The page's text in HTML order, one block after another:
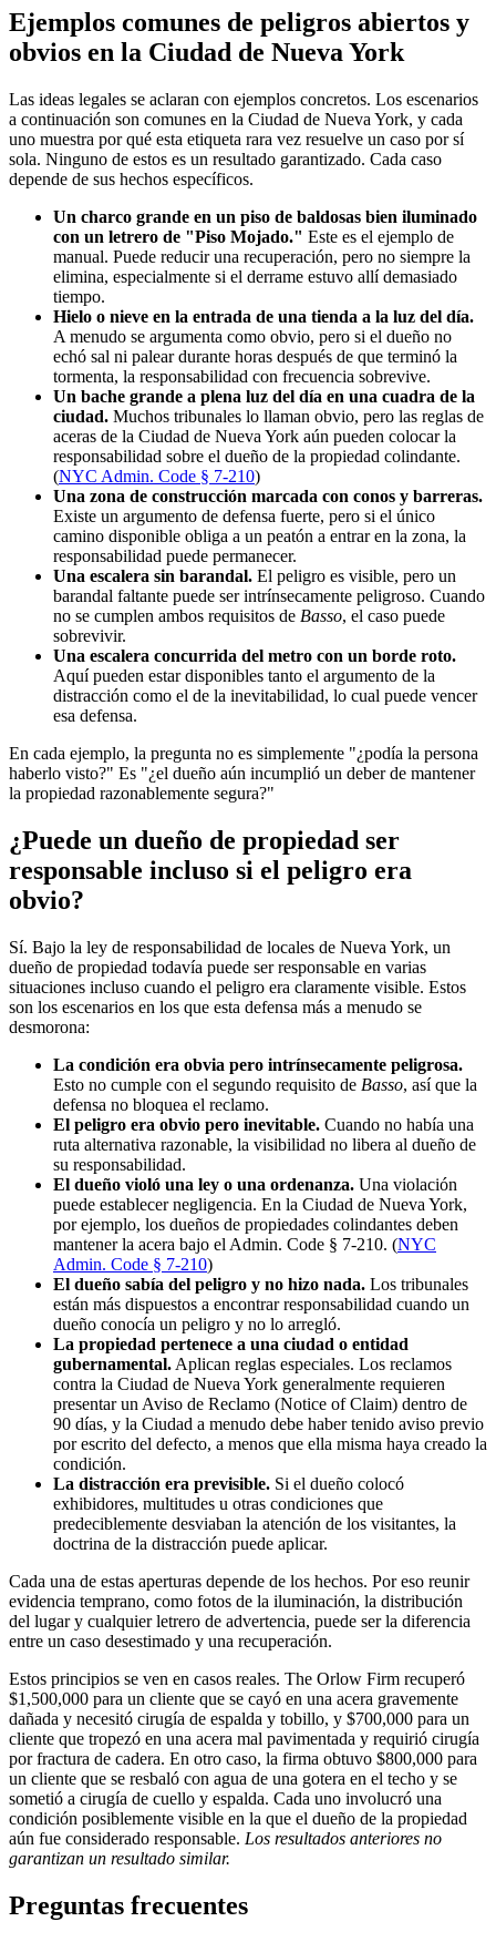
Ejemplos comunes de peligros abiertos y
obvios en la Ciudad de Nueva York
Las ideas legales se aclaran con ejemplos concretos. Los escenarios
a continuación son comunes en la Ciudad de Nueva York, y cada
uno muestra por qué esta etiqueta rara vez resuelve un caso por sí
sola. Ninguno de estos es un resultado garantizado. Cada caso
depende de sus hechos específicos.
Un charco grande en un piso de baldosas bien iluminado
con un letrero de "Piso Mojado." Este es el ejemplo de
manual. Puede reducir una recuperación, pero no siempre la
elimina, especialmente si el derrame estuvo allí demasiado
tiempo.
Hielo o nieve en la entrada de una tienda a la luz del día.
A menudo se argumenta como obvio, pero si el dueño no
echó sal ni palear durante horas después de que terminó la
tormenta, la responsabilidad con frecuencia sobrevive.
Un bache grande a plena luz del día en una cuadra de la
ciudad. Muchos tribunales lo llaman obvio, pero las reglas de
aceras de la Ciudad de Nueva York aún pueden colocar la
responsabilidad sobre el dueño de la propiedad colindante.
(NYC Admin. Code § 7-210)
Una zona de construcción marcada con conos y barreras.
Existe un argumento de defensa fuerte, pero si el único
camino disponible obliga a un peatón a entrar en la zona, la
responsabilidad puede permanecer.
Una escalera sin barandal. El peligro es visible, pero un
barandal faltante puede ser intrínsecamente peligroso. Cuando
no se cumplen ambos requisitos de Basso, el caso puede
sobrevivir.
Una escalera concurrida del metro con un borde roto.
Aquí pueden estar disponibles tanto el argumento de la
distracción como el de la inevitabilidad, lo cual puede vencer
esa defensa.
En cada ejemplo, la pregunta no es simplemente "¿podía la persona
haberlo visto?" Es "¿el dueño aún incumplió un deber de mantener
la propiedad razonablemente segura?"
¿Puede un dueño de propiedad ser
responsable incluso si el peligro era
obvio?
Sí. Bajo la ley de responsabilidad de locales de Nueva York, un
dueño de propiedad todavía puede ser responsable en varias
situaciones incluso cuando el peligro era claramente visible. Estos
son los escenarios en los que esta defensa más a menudo se
desmorona:
La condición era obvia pero intrínsecamente peligrosa.
Esto no cumple con el segundo requisito de Basso, así que la
defensa no bloquea el reclamo.
El peligro era obvio pero inevitable. Cuando no había una
ruta alternativa razonable, la visibilidad no libera al dueño de
su responsabilidad.
El dueño violó una ley o una ordenanza. Una violación
puede establecer negligencia. En la Ciudad de Nueva York,
por ejemplo, los dueños de propiedades colindantes deben
mantener la acera bajo el Admin. Code § 7-210. (NYC
Admin. Code § 7-210)
El dueño sabía del peligro y no hizo nada. Los tribunales
están más dispuestos a encontrar responsabilidad cuando un
dueño conocía un peligro y no lo arregló.
La propiedad pertenece a una ciudad o entidad
gubernamental. Aplican reglas especiales. Los reclamos
contra la Ciudad de Nueva York generalmente requieren
presentar un Aviso de Reclamo (Notice of Claim) dentro de
90 días, y la Ciudad a menudo debe haber tenido aviso previo
por escrito del defecto, a menos que ella misma haya creado la
condición.
La distracción era previsible. Si el dueño colocó
exhibidores, multitudes u otras condiciones que
predeciblemente desviaban la atención de los visitantes, la
doctrina de la distracción puede aplicar.
Cada una de estas aperturas depende de los hechos. Por eso reunir
evidencia temprano, como fotos de la iluminación, la distribución
del lugar y cualquier letrero de advertencia, puede ser la diferencia
entre un caso desestimado y una recuperación.
Estos principios se ven en casos reales. The Orlow Firm recuperó
$1,500,000 para un cliente que se cayó en una acera gravemente
dañada y necesitó cirugía de espalda y tobillo, y $700,000 para un
cliente que tropezó en una acera mal pavimentada y requirió cirugía
por fractura de cadera. En otro caso, la firma obtuvo $800,000 para
un cliente que se resbaló con agua de una gotera en el techo y se
sometió a cirugía de cuello y espalda. Cada uno involucró una
condición posiblemente visible en la que el dueño de la propiedad
aún fue considerado responsable. Los resultados anteriores no
garantizan un resultado similar.
Preguntas frecuentes